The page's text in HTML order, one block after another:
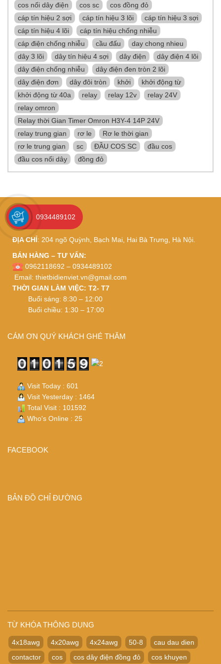
cos nối dây điện
cos sc
cos đồng đỏ
cáp tín hiệu 2 sợi
cáp tín hiệu 3 lõi
cáp tín hiệu 3 sợi
cáp tín hiệu 4 lõi
cáp tín hiệu chống nhiễu
cáp điện chống nhiễu
cầu đấu
day chong nhieu
dây 3 lõi
dây tín hiệu 4 sợi dây điện
dây điện 4 lõi
dây điện chống nhiễu
dây điện đen tròn 2 lõi
dây điện đơn
dây đôi tròn khởi
khởi động từ
khởi động từ 40a
relay relay 12v
relay 24V
relay omron
Relay thời Gian Timer Omron H3Y-4 14P 24V
relay trung gian
rơ le
Rơ le thời gian
rơ le trung gian
sc ĐẦU COS SC
đầu cos
đầu cos nối dây
đồng đỏ
LINH KIỆN CNC
ĐỊA CHỈ: 204 ngõ Quỳnh, Bạch Mai, Hai Bà Trưng, Hà Nội.
BÁN HÀNG – TƯ VẤN:
0962118692 – 0934489102
Email: thietbidienviet.vn@gmail.com
THỜI GIAN LÀM VIỆC: T2- T7
Buổi sáng: 8:30 – 12:00
Buổi chiều: 1:30 – 17:00
CÁM ƠN QUÝ KHÁCH GHÉ THĂM
Visit Today : 601
Visit Yesterday : 1464
Total Visit : 101592
Who's Online : 25
FACEBOOK
BẢN ĐỒ CHỈ ĐƯỜNG
TỪ KHÓA THÔNG DỤNG
4x18awg 4x20awg 4x24awg 50-8
cau dau dien
contactor
cos cos dây điện đồng đỏ cos khuyen
0934489102